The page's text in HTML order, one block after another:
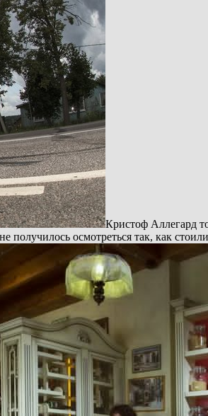
Кристоф Аллегард
получилось осмотреться так, как